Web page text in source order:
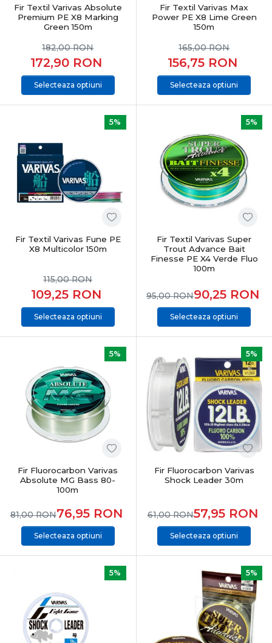
Fir Textil Varivas Absolute
Premium PE X8 Marking
Green 150m
172,90 RON
182,00RON
Selecteaza optiuni
Fir Textil Varivas Max
Power PE X8 Lime Green
150m
156,75 RON
165,00RON
Selecteaza optiuni
5%
Fir Textil Varivas Fune PE
X8 Multicolor 150m
109,25 RON
115,00RON
Selecteaza optiuni
5%
Fir Textil Varivas Super
Trout Advance Bait
Finesse PE X4 Verde Fluo
100m
90,25 RON
95,00RON
Selecteaza optiuni
5%
Fir Fluorocarbon Varivas
Absolute MG Bass 80-
100m
76,95 RON
81,00RON
Selecteaza optiuni
5%
Fir Fluorocarbon Varivas
Shock Leader 30m
57,95 RON
61,00RON
Selecteaza optiuni
5% 5%